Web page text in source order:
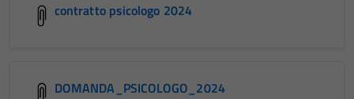
contratto psicologo 2024
DOMANDA_PSICOLOGO_2024